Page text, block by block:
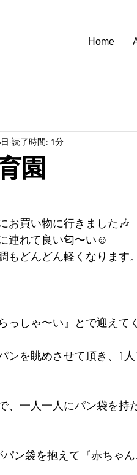
Home
園
読了時間: 1分
お買い物に行きました🎶
連れて良い匂〜い☺️
もどんどん軽くなります。
っしゃ〜い』とで迎えて
ンを眺めさせて頂き、1
、一人一人にパン袋を持
ン袋を抱えて『赤ちゃん